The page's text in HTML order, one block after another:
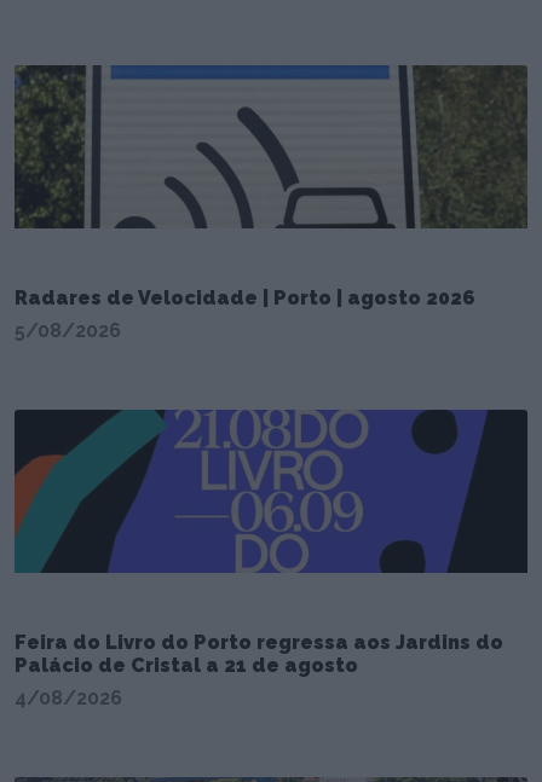
Radares de Velocidade | Porto | agosto 2026
5/08/2026
Feira do Livro do Porto regressa aos Jardins do
Palácio de Cristal a 21 de agosto
4/08/2026